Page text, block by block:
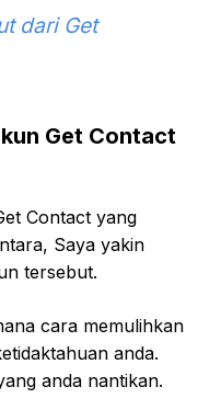
dari Get
Get Contact
Contact yang
Saya yakin
tersebut.
cara memulihkan
anda.
anda nantikan.